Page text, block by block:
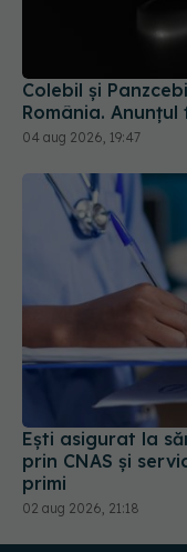
România.
Ești asigurat la
prin CNAS și
02 aug 2026, 21:18